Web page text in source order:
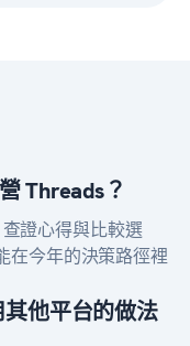
Threads？
證心得與比較選
在今年的決策路徑裡
他平台的做法